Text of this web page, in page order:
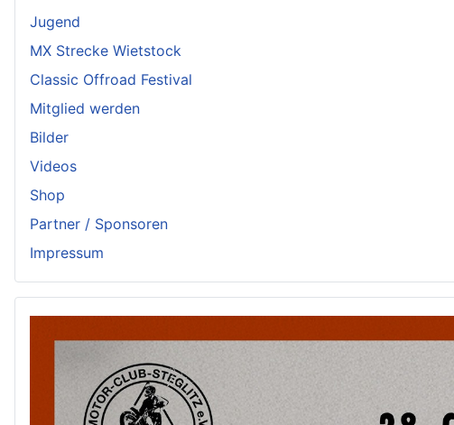
Jugend
MX Strecke Wietstock
Classic Offroad Festival
Mitglied werden
Bilder
Videos
Shop
Partner / Sponsoren
Impressum